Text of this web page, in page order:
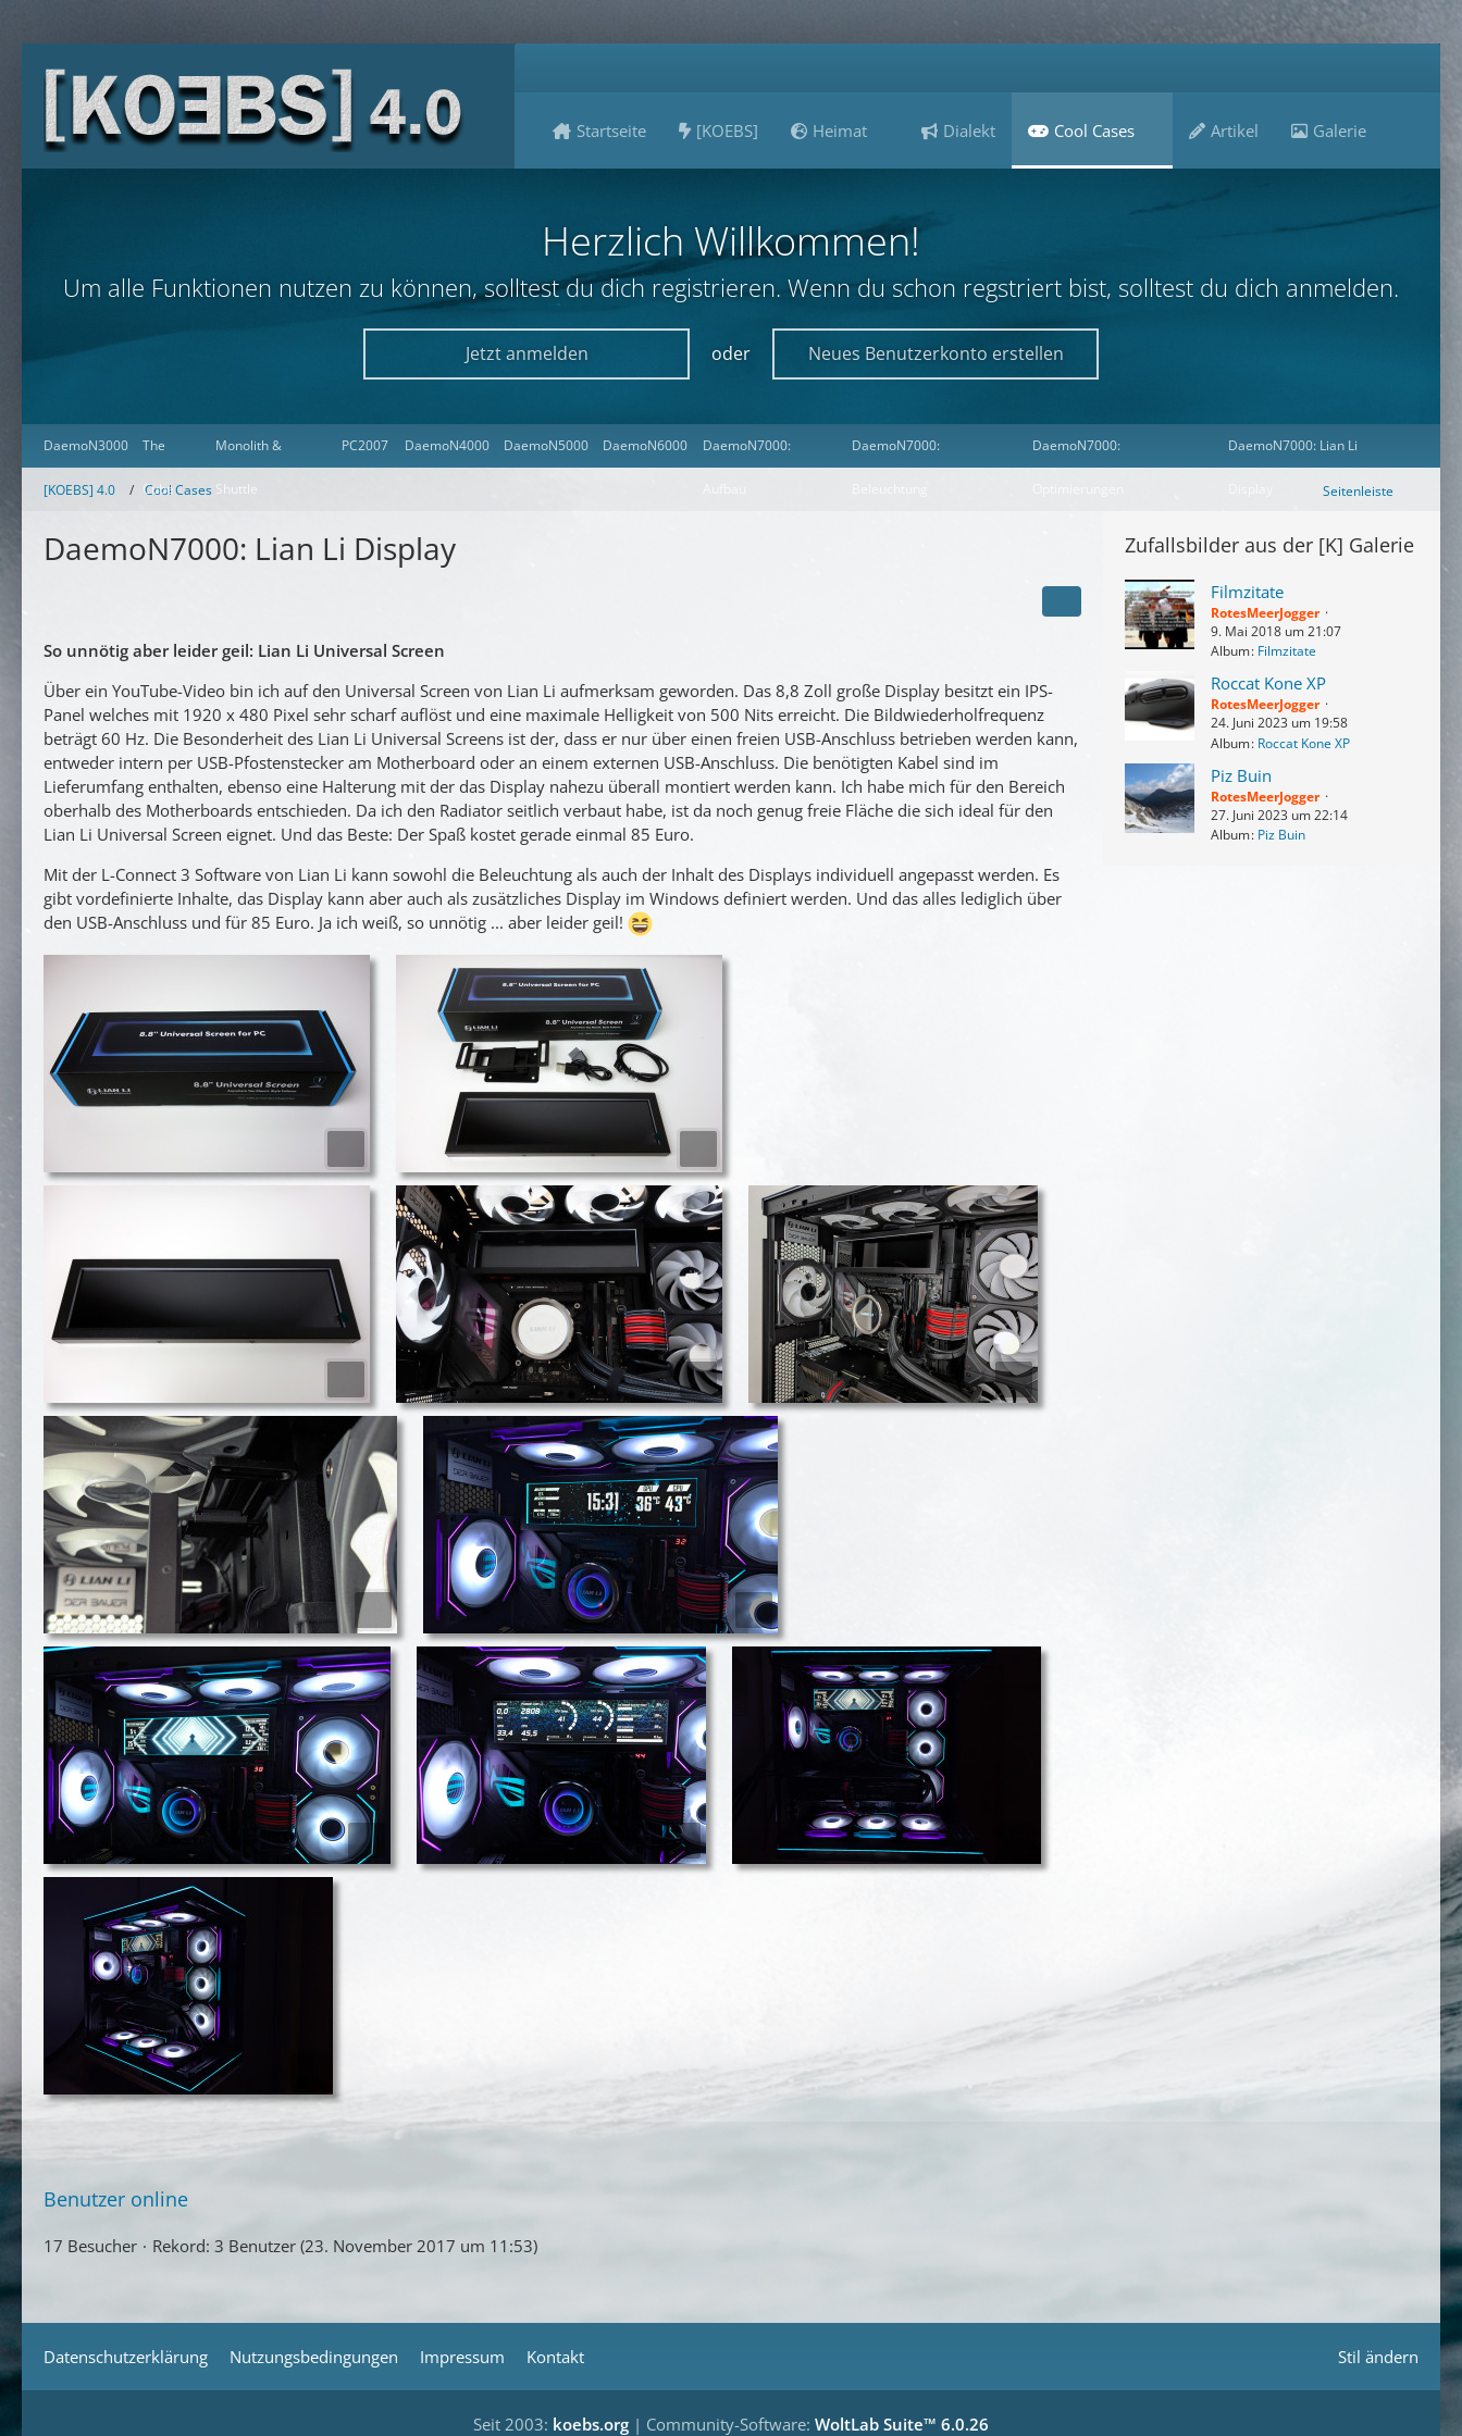
Startseite [KOEBS] Heimat Dialekt Cool Cases Artikel Galerie
Herzlich Willkommen!
Um alle Funktionen nutzen zu können, solltest du dich registrieren. Wenn du schon regstriert bist, solltest du dich anmelden.
Jetzt anmelden oder Neues Benutzerkonto erstellen
DaemoN3000 The
Cube
Monolith &
Shuttle
PC2007 DaemoN4000 DaemoN5000 DaemoN6000 DaemoN7000: DaemoN7000: DaemoN7000: DaemoN7000: Lian Li
[KOEBS] 4.0 Cool Cases Seitenleiste
DaemoN7000: Lian Li Display
So unnötig aber leider geil: Lian Li Universal Screen
Über ein YouTube-Video bin ich auf den Universal Screen von Lian Li aufmerksam geworden. Das 8,8 Zoll große Display besitzt ein IPS-
Panel welches mit 1920 x 480 Pixel sehr scharf auflöst und eine maximale Helligkeit von 500 Nits erreicht. Die Bildwiederholfrequenz
beträgt 60 Hz. Die Besonderheit des Lian Li Universal Screens ist der, dass er nur über einen freien USB-Anschluss betrieben werden kann,
entweder intern per USB-Pfostenstecker am Motherboard oder an einem externen USB-Anschluss. Die benötigten Kabel sind im
Lieferumfang enthalten, ebenso eine Halterung mit der das Display nahezu überall montiert werden kann. Ich habe mich für den Bereich
oberhalb des Motherboards entschieden. Da ich den Radiator seitlich verbaut habe, ist da noch genug freie Fläche die sich ideal für den
Lian Li Universal Screen eignet. Und das Beste: Der Spaß kostet gerade einmal 85 Euro.
Mit der L-Connect 3 Software von Lian Li kann sowohl die Beleuchtung als auch der Inhalt des Displays individuell angepasst werden. Es
gibt vordefinierte Inhalte, das Display kann aber auch als zusätzliches Display im Windows definiert werden. Und das alles lediglich über
den USB-Anschluss und für 85 Euro. Ja ich weiß, so unnötig ... aber leider geil!
Zufallsbilder aus der [K] Galerie
Filmzitate
RotesMeerJogger
9. Mai 2018 um 21:07
Album Filmzitate
Roccat Kone XP
RotesMeerJogger
24. Juni 2023 um 19:58
Album Roccat Kone XP
Piz Buin
RotesMeerJogger
27. Juni 2023 um 22:14
Album Piz Buin
Benutzer online
17 Besucher Rekord: 3 Benutzer (23. November 2017 um 11:53)
Stil ändern
Datenschutzerklärung Nutzungsbedingungen Impressum Kontakt
Seit 2003: koebs.org | Community-Software: WoltLab Suite™ 6.0.26